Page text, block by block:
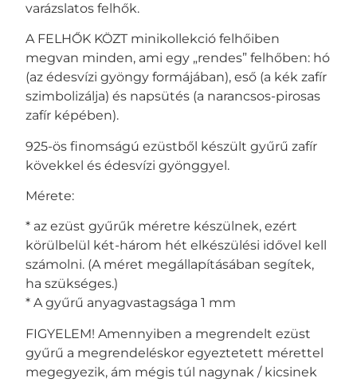
varázslatos felhők.
A FELHŐK KÖZT minikollekció felhőiben
megvan minden, ami egy „rendes” felhőben: hó
(az édesvízi gyöngy formájában), eső (a kék zafír
szimbolizálja) és napsütés (a narancsos-pirosas
zafír képében).
925-ös finomságú ezüstből készült gyűrű zafír
kövekkel és édesvízi gyönggyel.
Mérete:
* az ezüst gyűrűk méretre készülnek, ezért
körülbelül két-három hét elkészülési idővel kell
számolni. (A méret megállapításában segítek,
ha szükséges.)
* A gyűrű anyagvastagsága 1 mm
FIGYELEM! Amennyiben a megrendelt ezüst
gyűrű a megrendeléskor egyeztetett mérettel
megegyezik, ám mégis túl nagynak / kicsinek